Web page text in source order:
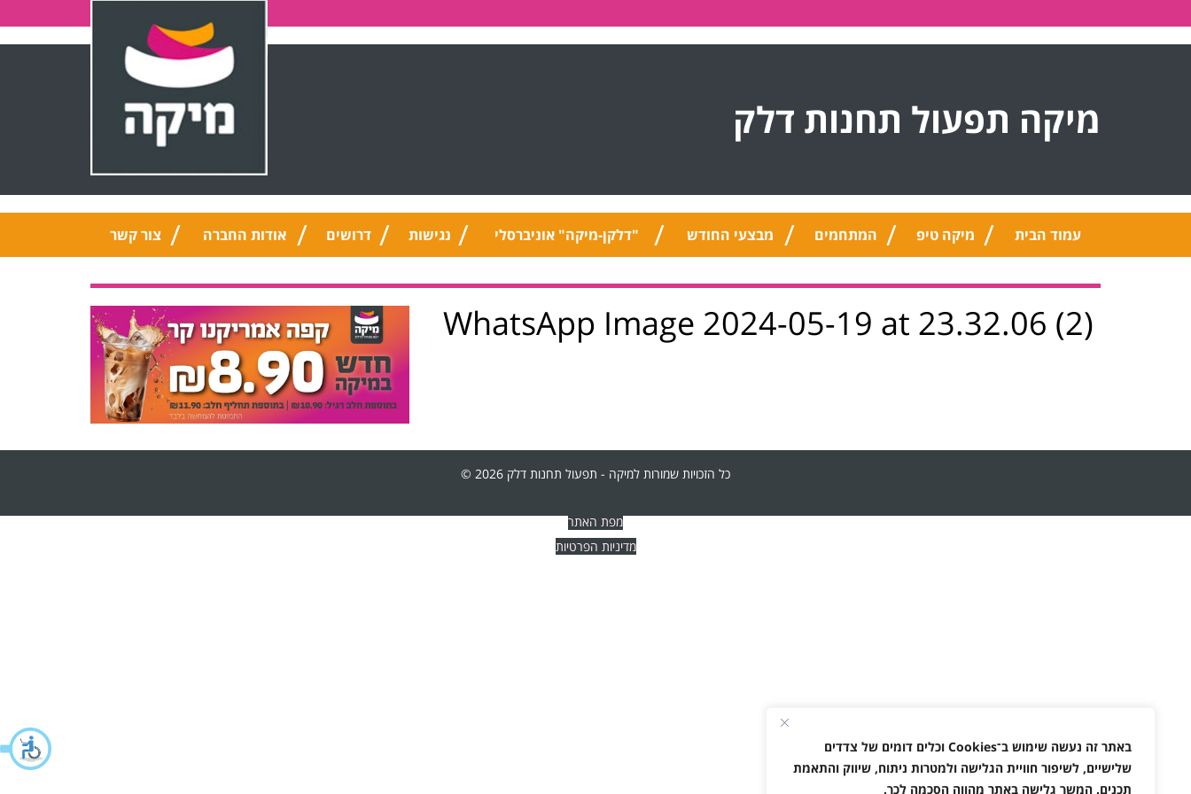
באתר זה נעשה שימוש ב־Cookies וכלים דומים של צדדים
שלישיים, לשיפור חוויית הגלישה ולמטרות ניתוח, שיווק והתאמת
תכנים. המשך גלישה באתר מהווה הסכמה לכך.
מיקה תפעול תחנות דלק
עמוד הבית מיקה טיפ המתחמים מבצעי החודש "דלקן-מיקה" אוניברסלי נגישות דרושים אודות החברה צור קשר
WhatsApp Image 2024-05-19 at 23.32.06 (2)
כל הזכויות שמורות למיקה - תפעול תחנות דלק 2026 ©
מפת האתר
מדיניות הפרטיות